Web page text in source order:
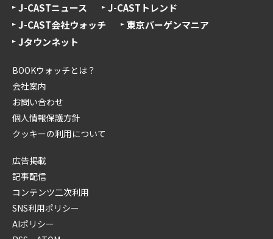
J-CASTニュース
J-CASTトレンド
J-CAST会社ウォッチ
東京バーゲンマニア
Jタウンネット
BOOKウォッチとは？
会社案内
お問い合わせ
個人情報保護方針
クッキーの利用について
広告掲載
記事配信
コンテンツ二次利用
SNS利用ポリシー
AIポリシー